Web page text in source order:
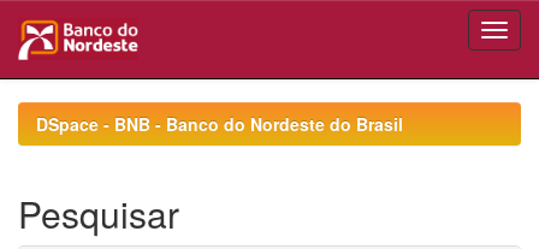
navigationDSpace - BNB - Banco do Nordeste do Brasil
Pesquisar